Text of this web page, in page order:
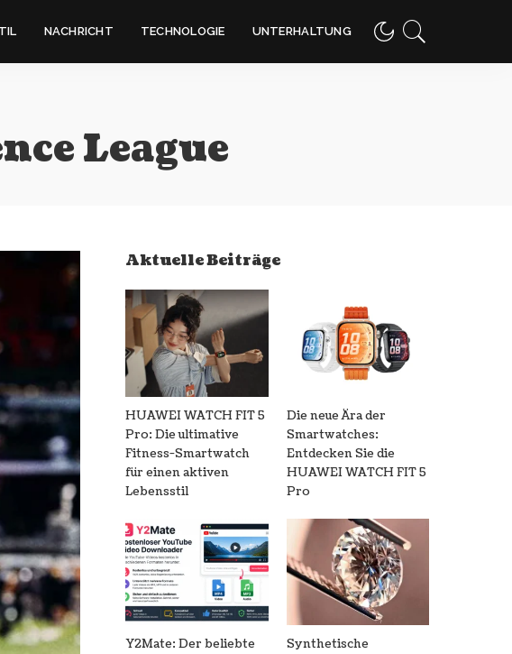
NACHRICHT TECHNOLOGIE UNTERHALTUNG
League
Aktuelle Beiträge
HUAWEI WATCH FIT 5
Pro: Die ultimative
Fitness-Smartwatch
für einen aktiven
Lebensstil
Die neue Ära der
Smartwatches:
Entdecken Sie die
HUAWEI WATCH FIT 5
Pro
Y2Mate: Der beliebte
Synthetische